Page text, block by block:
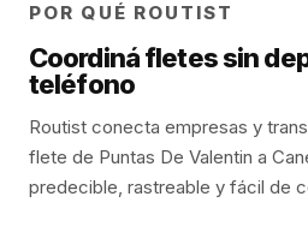
POR QUÉ ROUTIST
Coordiná fletes sin
teléfono
Routist conecta empresas y
flete de Puntas De Valentin a
predecible, rastreable y fácil de